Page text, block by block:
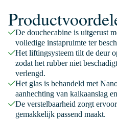
De douchecabine is uitgerust
volledige instapruimte ter
Het liftingsysteem tilt de deur
zodat het rubber niet
verlengd.
Het glas is behandeld met
aanhechting van kalkaanslag
De verstelbaarheid zorgt
gemakkelijk passend maakt.